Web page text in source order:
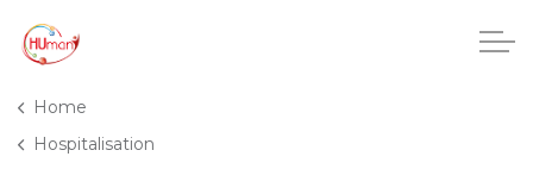
Home
Hospitalisation